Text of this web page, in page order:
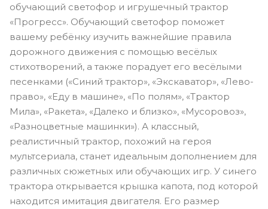
обучающий светофор и игрушечный трактор
«Прогресс». Обучающий светофор поможет
вашему ребёнку изучить важнейшие правила
дорожного движения с помощью весёлых
стихотворений, а также порадует его весёлыми
песенками («Синий трактор», «Экскаватор», «Лево-
право», «Еду в машине», «По полям», «Трактор
Мила», «Ракета», «Далеко и близко», «Мусоровоз»,
«Разноцветные машинки»). А классный,
реалистичный трактор, похожий на героя
мультсериала, станет идеальным дополнением для
различных сюжетных или обучающих игр. У синего
трактора открывается крышка капота, под которой
находится имитация двигателя. Его размер